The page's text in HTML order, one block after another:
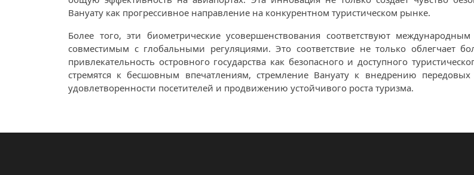
Вануату как прогрессивное направление на конкурентном туристическом рынке.
Более того, эти биометрические усовершенствования соответствуют
совместимым с глобальными регуляциями. Это соответствие не только облегчает
привлекательность островного государства как безопасного и доступного
стремятся к бесшовным впечатлениям, стремление Вануату к внедрению
удовлетворенности посетителей и продвижению устойчивого роста туризма.